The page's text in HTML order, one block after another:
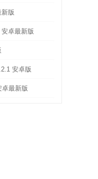
版
卓最新版
安卓版
最新版